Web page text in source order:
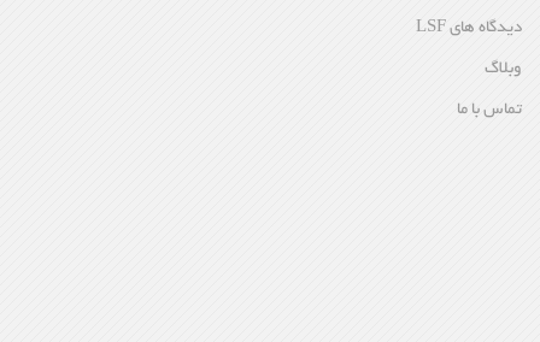
دیدگاه های LSF
وبلاگ
تماس با ما